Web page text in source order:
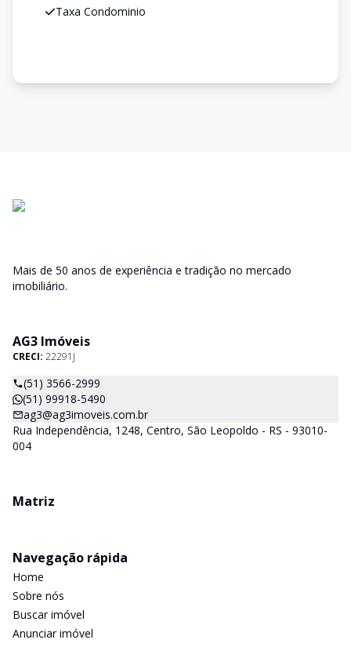
Taxa Condominio
Mais de 50 anos de experiência e tradição no mercado
imobiliário.
AG3 Imóveis
CRECI: 22291J
(51) 3566-2999
(51) 99918-5490
ag3@ag3imoveis.com.br
Rua Independência, 1248, Centro, São Leopoldo - RS - 93010-
004
Matriz
Navegação rápida
Home
Sobre nós
Buscar imóvel
Anunciar imóvel